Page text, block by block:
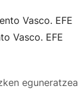
Vasco. EFE
eguneratzea